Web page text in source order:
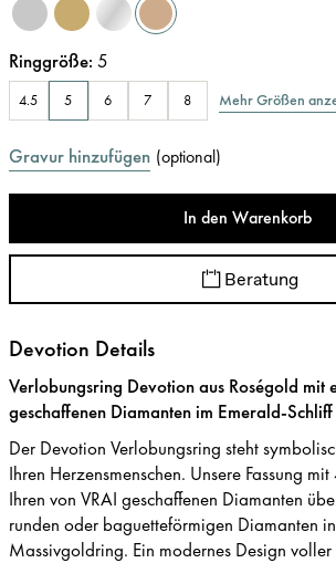
Ringgröße: 5
4.5 5 6 7 8 Mehr Größen
Gravur hinzufügen (optional)
In den Warenkorb
Beratung
Devotion Details
Verlobungsring Devotion aus Roségold mit
geschaffenen Diamanten im Emerald-Schliff
Der Devotion Verlobungsring steht
Ihren Herzensmenschen. Unsere Fassung
Ihren von VRAI geschaffenen Diamanten
runden oder baguetteförmigen Diamanten
Massivgoldring. Ein modernes Design voller